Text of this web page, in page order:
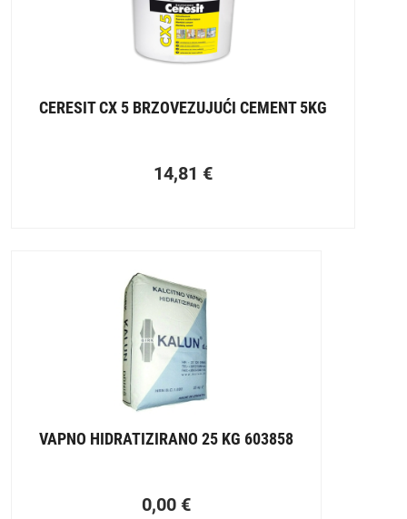
CERESIT CX 5 BRZOVEZUJUĆI CEMENT 5KG
14,81 €
VAPNO HIDRATIZIRANO 25 KG 603858
0,00 €